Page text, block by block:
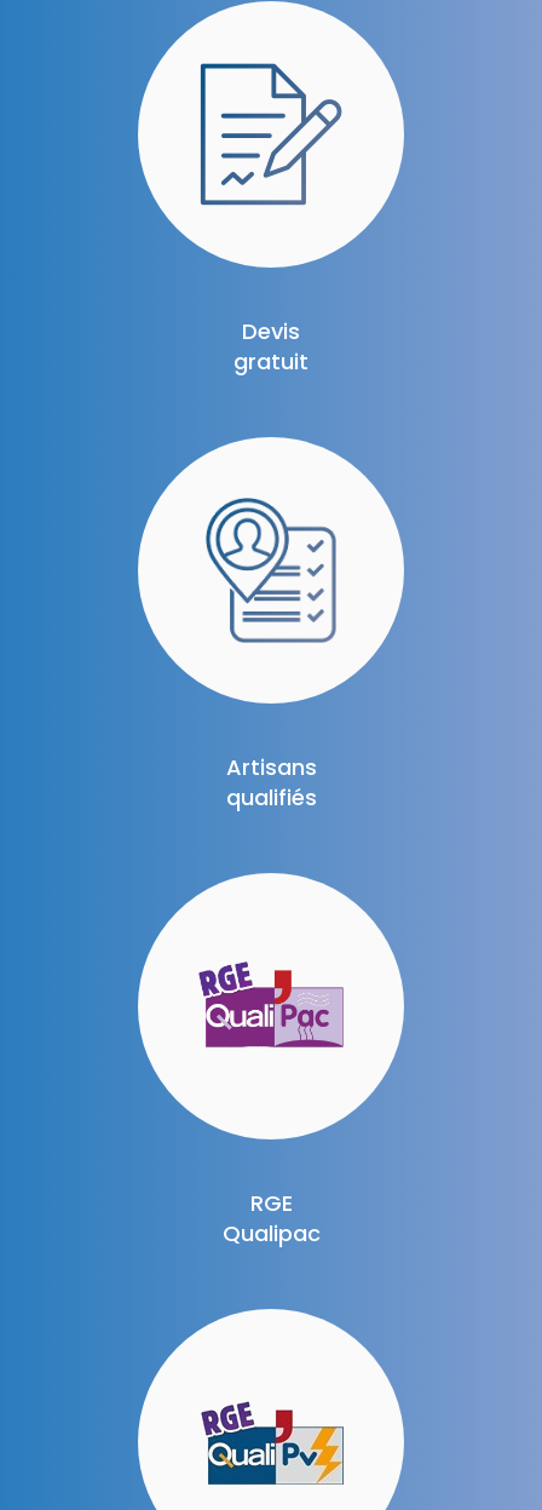
Devis
gratuit
Artisans
qualifiés
RGE
Qualipac